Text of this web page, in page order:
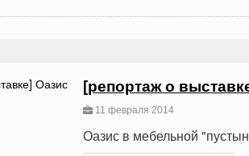
[репортаж о
11 февраля 2014
Оазис в мебельной